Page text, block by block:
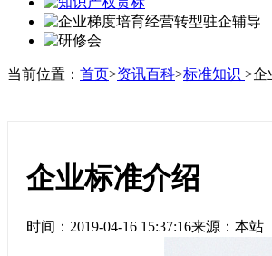
当前位置： 首页>资讯百科>标准知识 >企
企业标准介绍
时间：2019-04-16 15:37:16来源：本